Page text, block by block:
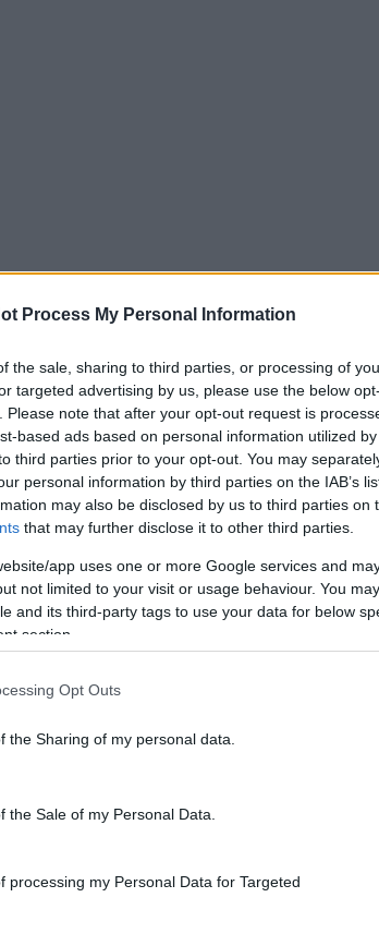
Process My Personal Information
the sale, sharing to third parties, or processing of
targeted advertising by us, please use the below
Please note that after your opt-out request is
based ads based on personal information utilized
third parties prior to your opt-out. You may
personal information by third parties on the IAB’s
may also be disclosed by us to third parties on
that may further disclose it to other third parties.
app uses one or more Google services and
not limited to your visit or usage behaviour. You
and its third-party tags to use your data for below
section.
Opt Outs
the Sharing of my personal data.
the Sale of my Personal Data.
processing my Personal Data for Targeted